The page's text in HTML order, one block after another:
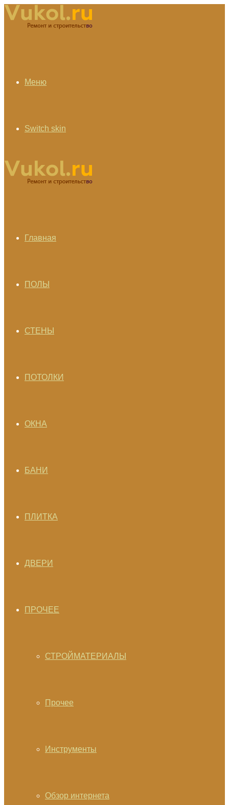
Меню
Switch skin
Главная
ПОЛЫ
СТЕНЫ
ПОТОЛКИ
ОКНА
БАНИ
ПЛИТКА
ДВЕРИ
ПРОЧЕЕ
СТРОЙМАТЕРИАЛЫ
Прочее
Инструменты
Обзор интернета